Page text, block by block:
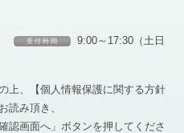
受 付 時 間
9:00～17:30（土日
上、【個人情報保護に関する方針
読み頂き、
認画面へ」ボタンを押してくださ